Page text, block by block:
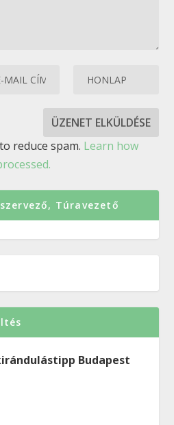
reduce spam. Learn how
Túravezető
Budapest